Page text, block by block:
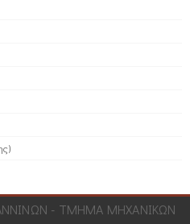
- ΤΜΗΜΑ ΜΗΧΑΝΙΚΩΝ